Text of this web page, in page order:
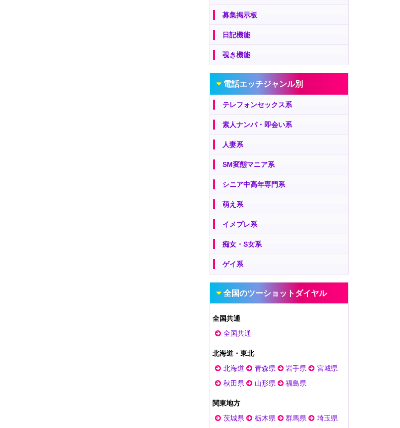
募集掲示板
日記機能
覗き機能
電話エッチジャンル別
テレフォンセックス系
素人ナンパ・即会い系
人妻系
SM変態マニア系
シニア中高年専門系
萌え系
イメプレ系
痴女・S女系
ゲイ系
全国のツーショットダイヤル
全国共通
全国共通
北海道・東北
北海道
青森県 岩手県
宮城県
秋田県
山形県 福島県
関東地方
茨城県
栃木県 群馬県
埼玉県